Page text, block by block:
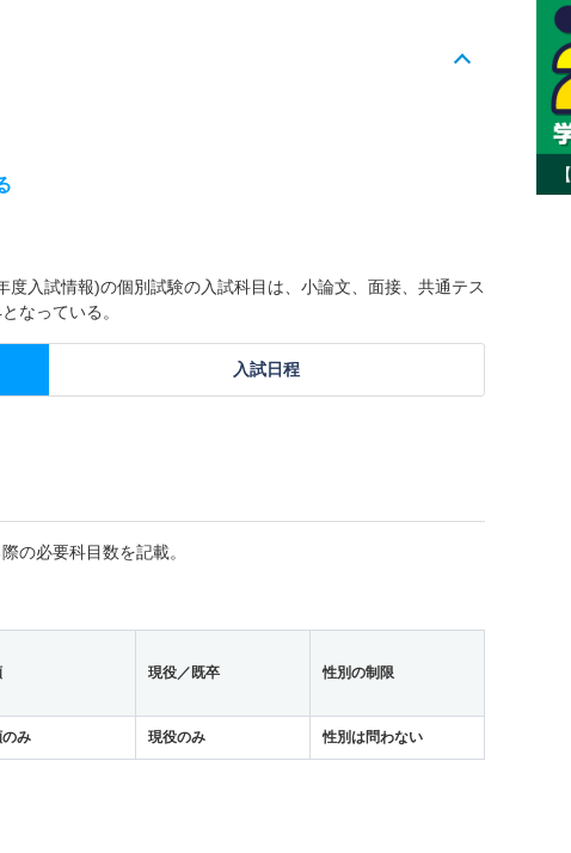
入試情報)の個別試験の入試科目は、小論文、面接、共通テス
なっている。
入試日程
の必要科目数を記載。
現役／既卒
性別の制限
み 現役のみ 性別は問わない